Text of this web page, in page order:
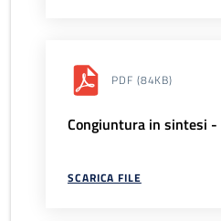
PDF (84KB)
Congiuntura in sintesi
SCARICA FILE